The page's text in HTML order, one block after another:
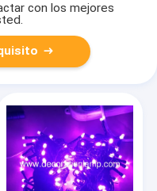
con los mejores